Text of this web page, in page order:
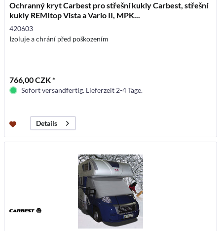
Ochranný kryt Carbest pro střešní kukly Carbest, střešní
kukly REMItop Vista a Vario II, MPK...
420603
Izoluje a chrání před poškozením
766,00 CZK *
Sofort versandfertig. Lieferzeit 2-4 Tage.
Details